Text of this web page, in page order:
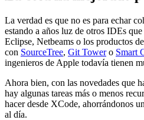
La verdad es que no es para echar
estando a años luz de otros IDEs
Eclipse, Netbeams o los productos de
con SourceTree, Git Towero Smart
ingenieros de Apple todavía tienen
Ahora bien, con las novedades que
hay algunas tareas más o menos
hacer desde XCode, ahorrándonos
al día.